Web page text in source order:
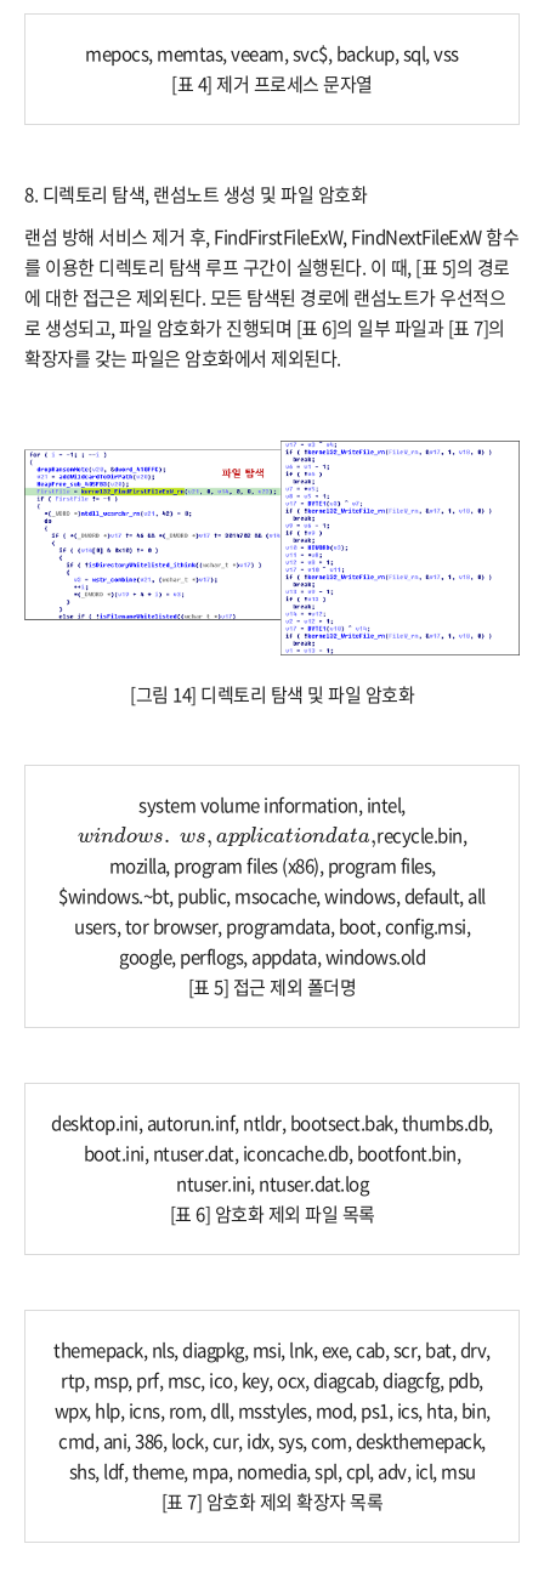
mepocs, memtas, veeam, svc$, backup, sql, vss​
[표 4] 제거 프로세스 문자열
8. 디렉토리 탐색, 랜섬노트 생성 및 파일 암호화
랜섬 방해 서비스 제거 후, FindFirstFileExW, FindNextFileExW 함수
를 이용한 디렉토리 탐색 루프 구간이 실행된다. 이 때, [표 5]의 경로
에 대한 접근은 제외된다. 모든 탐색된 경로에 랜섬노트가 우선적으
로 생성되고, 파일 암호화가 진행되며 [표 6]의 일부 파일과 [표 7]의
확장자를 갖는 파일은 암호화에서 제외된다.
[그림 14] 디렉토리 탐색 및 파일 암호화
system volume information, intel,
windows. ws, applicationdata,
windows ws applicationdata,
recycle.bin,
mozilla, program files (x86), program files,
$windows.~bt, public, msocache, windows, default, all
users, tor browser, programdata, boot, config.msi,
google, perflogs, appdata, windows.old​
[표 5] 접근 제외 폴더명
desktop.ini, autorun.inf, ntldr, bootsect.bak, thumbs.db,
boot.ini, ntuser.dat, iconcache.db, bootfont.bin,
ntuser.ini, ntuser.dat.log​
[표 6] 암호화 제외 파일 목록
​themepack, nls, diagpkg, msi, lnk, exe, cab, scr, bat, drv,
rtp, msp, prf, msc, ico, key, ocx, diagcab, diagcfg, pdb,
wpx, hlp, icns, rom, dll, msstyles, mod, ps1, ics, hta, bin,
cmd, ani, 386, lock, cur, idx, sys, com, deskthemepack,
shs, ldf, theme, mpa, nomedia, spl, cpl, adv, icl, msu​
[표 7] 암호화 제외 확장자 목록